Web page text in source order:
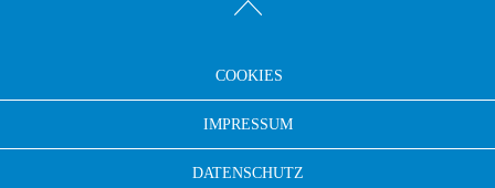
COOKIES
IMPRESSUM
DATENSCHUTZ